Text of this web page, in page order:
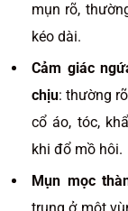
mụn rõ,
kéo dài.
Cảm giác
chịu: thường
cổ áo, tóc,
khi đổ mồ hôi.
Mụn mọc